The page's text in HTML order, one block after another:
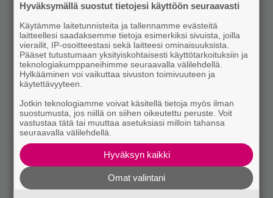
Hyväksymällä suostut tietojesi käyttöön seuraavasti
Käytämme laitetunnisteita ja tallennamme evästeitä
laitteellesi saadaksemme tietoja esimerkiksi sivuista, joilla
vierailit, IP-osoitteestasi sekä laitteesi ominaisuuksista.
Pääset tutustumaan yksityiskohtaisesti käyttötarkoituksiin ja
teknologiakumppaneihimme seuraavalla välilehdellä.
Hylkääminen voi vaikuttaa sivuston toimivuuteen ja
käytettävyyteen.
Jotkin teknologiamme voivat käsitellä tietoja myös ilman
suostumusta, jos niillä on siihen oikeutettu peruste. Voit
vastustaa tätä tai muuttaa asetuksiasi milloin tahansa
seuraavalla välilehdellä.
Hyväksyn kaikki
Omat valintani